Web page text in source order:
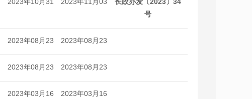
号
2023年08月23
日
2023年08月23
日
2023年08月23
日
2023年08月23
日
2023年03月16
2023年03月16